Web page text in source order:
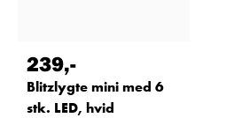
239,-
Blitzlygte mini med 6
stk. LED, hvid